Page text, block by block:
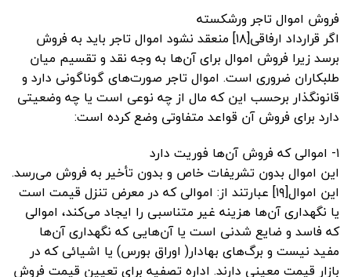
فروش اموال تاجر ورشکسته
اگر قرارداد ارفاقی[۱۸] منعقد نشود اموال تاجر باید به فروش
برسد زیرا فروش اموال برای آن‌ها به وجه نقد و تقسیم میان
طلبکاران ضروری است. اموال تاجر صورت‌های گوناگونی دارد و
قانونگذار برحسب این که مال از چه نوعی است یا چه وضعیتی
دارد برای فروش آن قواعد متفاوتی وضع کرده است:
۱- اموالی که فروش آن‌ها فوریت دارد
این اموال بدون تشریفات خاص و بدون تأخیر به فروش می‌رسد.
این اموال[۱۹] عبارتند از: اموالی که در معرض تنزل قیمت است
یا نگهداری آن‌ها هزینه غیر متناسبی را ایجاد می‌کند، اموالی
که فاسد و ضایع شدنی است یا آن‌هایی که نگهداری آن‌ها
مفید نیست و برگ‌های بهادار( اوراق بورس) یا اشیائی که در
بازار قیمت معینی دارند. اداره تصفیه برای تعیین قیمت فروش